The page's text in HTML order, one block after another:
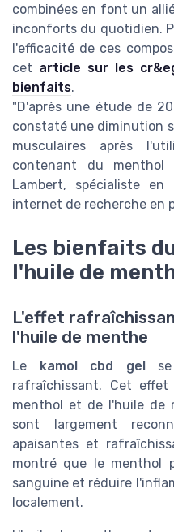
combinées en font un
inconforts du quotidien.
l'efficacité de ces
cet article sur les
bienfaits.
"D'après une étude de
constaté une diminution
musculaires après
contenant du
Lambert, spécialiste en
internet de recherche en
Les bienfaits
l'huile de
L'effet
l'huile de menthe
Le kamol cbd gelse
rafraîchissant. Cet
menthol et de l'huile de
sont largement
apaisantes et
montré que le menthol
sanguine et réduire
localement.